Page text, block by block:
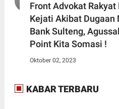
Front Advokat Rakyat
Kejati Akibat Dugaan
Bank Sulteng,
Point Kita Somasi !
Oktober 02, 2023
KABAR TERBARU